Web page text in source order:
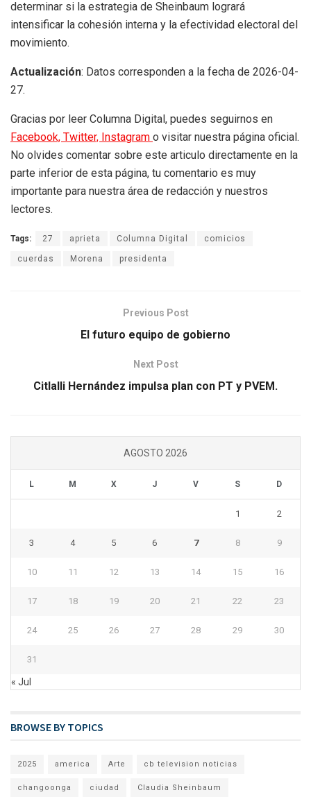
determinar si la estrategia de Sheinbaum logrará
intensificar la cohesión interna y la efectividad electoral del
movimiento.
Actualización: Datos corresponden a la fecha de 2026-04-
27.
Gracias por leer Columna Digital, puedes seguirnos en
Facebook, Twitter, Instagram o visitar nuestra página oficial.
No olvides comentar sobre este articulo directamente en la
parte inferior de esta página, tu comentario es muy
importante para nuestra área de redacción y nuestros
lectores.
Tags: 27 aprieta Columna Digital comicios
cuerdas Morena presidenta
Previous Post
El futuro equipo de gobierno
Next Post
Citlalli Hernández impulsa plan con PT y PVEM.
AGOSTO 2026
L M X J V S D
1 2
3 4 5 6 7 8 9
10 11 12 13 14 15 16
17 18 19 20 21 22 23
24 25 26 27 28 29 30
31
« Jul
BROWSE BY TOPICS
2025 america Arte cb television noticias
changoonga ciudad Claudia Sheinbaum